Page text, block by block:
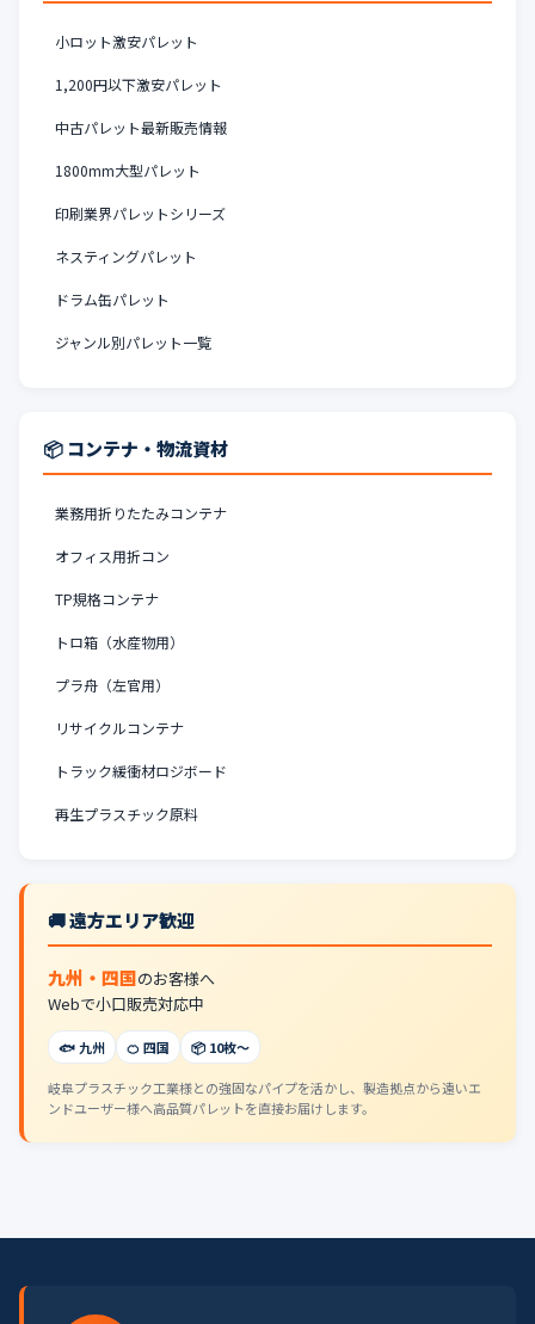
小ロット激安パレット
1,200円以下激安パレット
中古パレット最新販売情報
1800mm大型パレット
印刷業界パレットシリーズ
ネスティングパレット
ドラム缶パレット
ジャンル別パレット一覧
📦 コンテナ・物流資材
業務用折りたたみコンテナ
オフィス用折コン
TP規格コンテナ
トロ箱（水産物用）
プラ舟（左官用）
リサイクルコンテナ
トラック緩衝材ロジボード
再生プラスチック原料
🚚 遠方エリア歓迎
九州・四国のお客様へ
Webで小口販売対応中
🐟 九州 🍊 四国 📦 10枚〜
岐阜プラスチック工業様との強固なパイプを活かし、製造拠点から遠いエ
ンドユーザー様へ高品質パレットを直接お届けします。